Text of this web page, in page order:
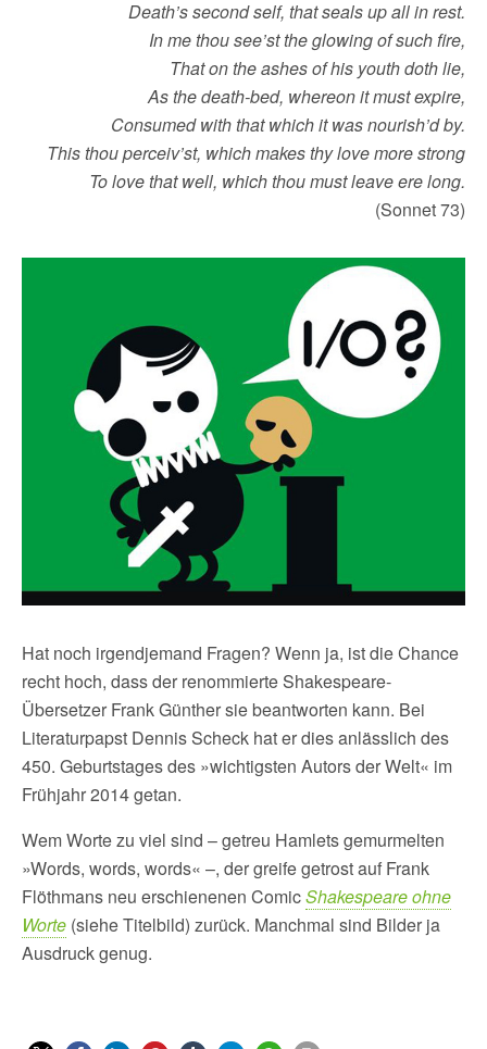
Death’s second self, that seals up all in rest.
In me thou see’st the glowing of such fire,
That on the ashes of his youth doth lie,
As the death-bed, whereon it must expire,
Consumed with that which it was nourish’d by.
This thou perceiv’st, which makes thy love more strong
To love that well, which thou must leave ere long.
(Sonnet 73)
Hat noch irgendjemand Fragen? Wenn ja, ist die Chance
recht hoch, dass der renommierte Shakespeare-
Übersetzer Frank Günther sie beantworten kann. Bei
Literaturpapst Dennis Scheck hat er dies anlässlich des
450. Geburtstages des »wichtigsten Autors der Welt« im
Frühjahr 2014 getan.
Wem Worte zu viel sind – getreu Hamlets gemurmelten
»Words, words, words« –, der greife getrost auf Frank
Flöthmans neu erschienenen ComicShakespeare ohne
Worte (siehe Titelbild) zurück. Manchmal sind Bilder ja
Ausdruck genug.